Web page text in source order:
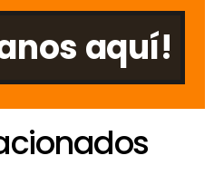
aquí!